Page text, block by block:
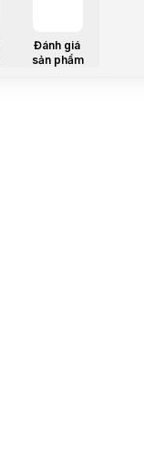
Đánh giá
sản phẩm